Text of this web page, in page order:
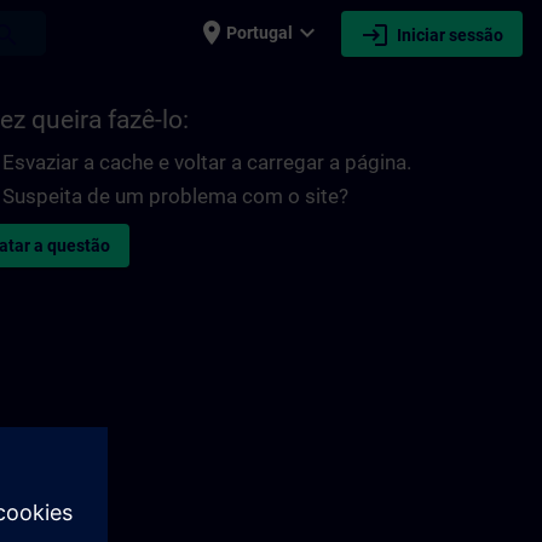
place Portugal expand_more login Iniciar sessão
queira fazê-lo:
Esvaziar a cache e voltar a carregar a página.
Suspeita de um problema com o site?
a questão